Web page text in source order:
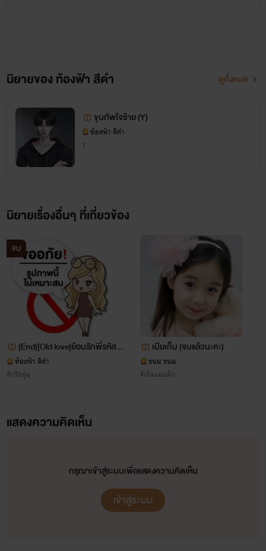
นิยายของ ท้องฟ้า สีดำ ดูทั้งหมด
ขุนทัพใจร้าย (Y)
ท้องฟ้า สีดำ
Y
นิยายเรื่องอื่นๆ ที่เกี่ยวข้อง
จบ
(End)[Old love]ย้อนรักพี่รหัส(n
c18+)
ท้องฟ้า สีดำ
รักวัยรุ่น
เมียเก็บ (จบแล้วนะคะ)
ขนม ขนม
รักโรแมนติก
แสดงความคิดเห็น
กรุณาเข้าสู่ระบบเพื่อแสดงความคิดเห็น
เข้าสู่ระบบ